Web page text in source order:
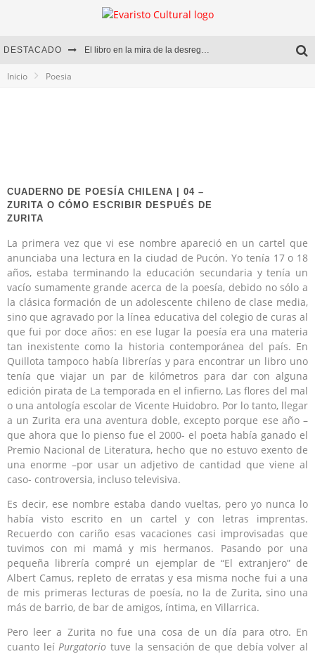
DESTACADO El libro en la mira de la desregulación
Inicio Poesia
CUADERNO DE POESÍA CHILENA | 04 –
ZURITA O CÓMO ESCRIBIR DESPUÉS DE
ZURITA
La primera vez que vi ese nombre apareció en un cartel que
anunciaba una lectura en la ciudad de Pucón. Yo tenía 17 o 18
años, estaba terminando la educación secundaria y tenía un
vacío sumamente grande acerca de la poesía, debido no sólo a
la clásica formación de un adolescente chileno de clase media,
sino que agravado por la línea educativa del colegio de curas al
que fui por doce años: en ese lugar la poesía era una materia
tan inexistente como la historia contemporánea del país. En
Quillota tampoco había librerías y para encontrar un libro uno
tenía que viajar un par de kilómetros para dar con alguna
edición pirata de La temporada en el infierno, Las flores del mal
o una antología escolar de Vicente Huidobro. Por lo tanto, llegar
a un Zurita era una aventura doble, excepto porque ese año –
que ahora que lo pienso fue el 2000- el poeta había ganado el
Premio Nacional de Literatura, hecho que no estuvo exento de
una enorme –por usar un adjetivo de cantidad que viene al
caso- controversia, incluso televisiva.
Es decir, ese nombre estaba dando vueltas, pero yo nunca lo
había visto escrito en un cartel y con letras imprentas.
Recuerdo con cariño esas vacaciones casi improvisadas que
tuvimos con mi mamá y mis hermanos. Pasando por una
pequeña librería compré un ejemplar de “El extranjero” de
Albert Camus, repleto de erratas y esa misma noche fui a una
de mis primeras lecturas de poesía, no la de Zurita, sino una
más de barrio, de bar de amigos, íntima, en Villarrica.
Pero leer a Zurita no fue una cosa de un día para otro. En
cuanto leíPurgatorio tuve la sensación de que debía volver al